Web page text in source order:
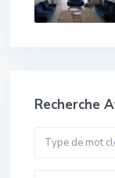
Recherche